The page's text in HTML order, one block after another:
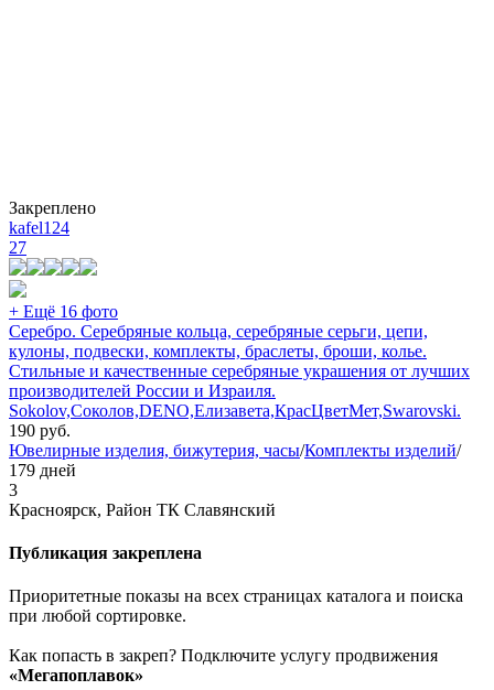
Закреплено
kafel124
27
+ Ещё 16 фото
Серебро. Серебряные кольца, серебряные серьги, цепи,
кулоны, подвески, комплекты, браслеты, броши, колье.
Стильные и качественные серебряные украшения от лучших
производителей России и Израиля.
Sokolov,Соколов,DENO,Елизавета,КрасЦветМет,Swarovski.
190 руб.
Ювелирные изделия, бижутерия, часы/Комплекты изделий/
179 дней
3
Красноярск, Район ТК Славянский
Публикация закреплена
Приоритетные показы на всех страницах каталога и поиска
при любой сортировке.
Как попасть в закреп? Подключите услугу продвижения
«Мегапоплавок»